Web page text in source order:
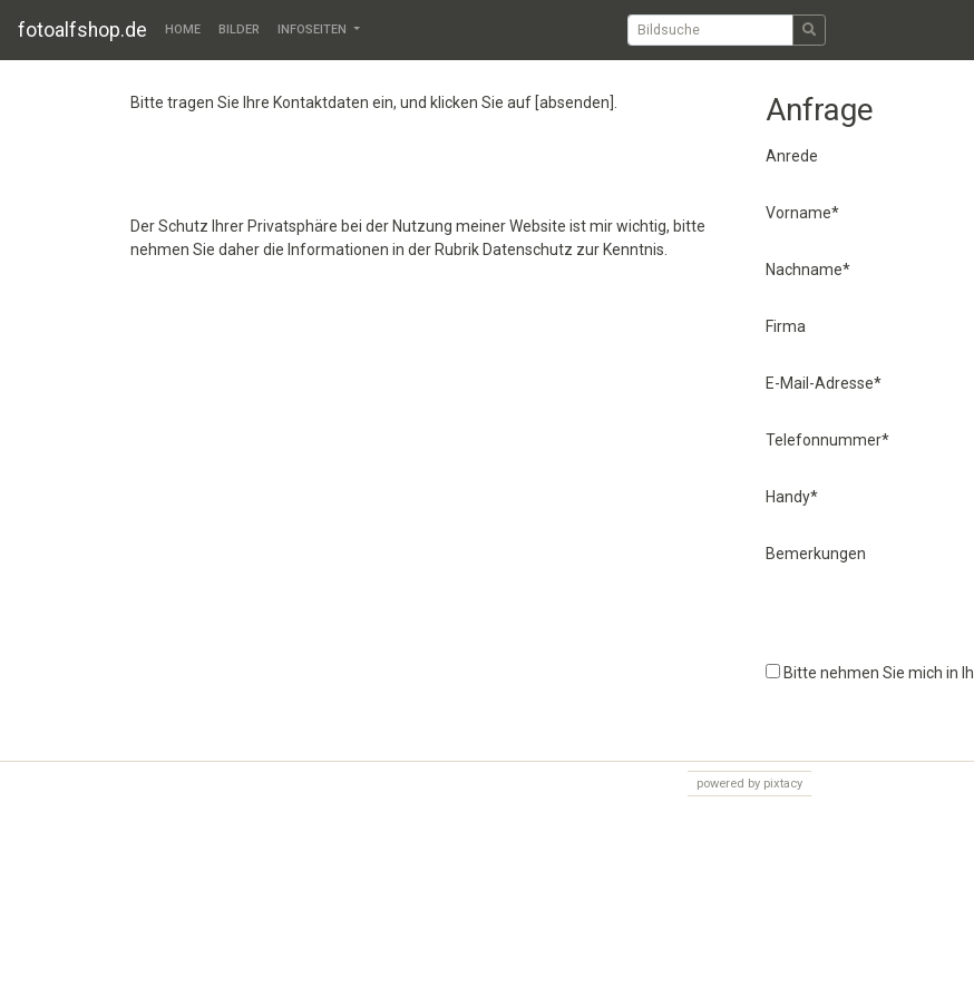
fotoalfshop.de HOME BILDER INFOSEITEN
Bitte tragen Sie Ihre Kontaktdaten ein, und klicken Sie auf [absenden].
Der Schutz Ihrer Privatsphäre bei der Nutzung meiner Website ist mir wichtig, bitte
nehmen Sie daher die Informationen in der Rubrik Datenschutz zur Kenntnis.
Anfrage
Anrede
Vorname*
Nachname*
Firma
E-Mail-Adresse*
Telefonnummer*
Handy*
Bemerkungen
Bitte nehmen Sie mich in
powered by pixtacy